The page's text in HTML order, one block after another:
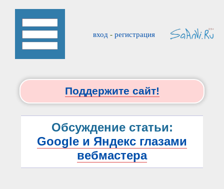
вход - регистрация
Поддержите сайт!
Обсуждение статьи:
Google и Яндекс глазами
вебмастера